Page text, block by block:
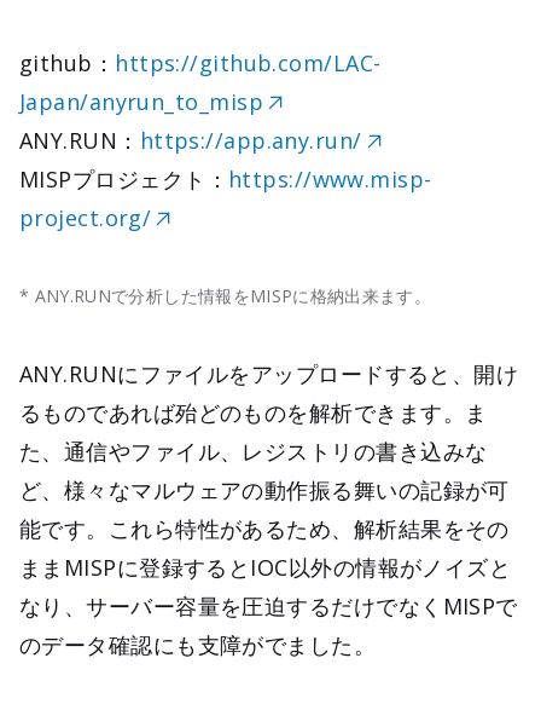
github： https://github.com/LAC-
Japan/anyrun_to_misp
ANY.RUN： https://app.any.run/
MISPプロジェクト： https://www.misp-
project.org/
* ANY.RUNで分析した情報をMISPに格納出来ます。
ANY.RUNにファイルをアップロードすると、開け
るものであれば殆どのものを解析できます。ま
た、通信やファイル、レジストリの書き込みな
ど、様々なマルウェアの動作振る舞いの記録が可
能です。これら特性があるため、解析結果をその
ままMISPに登録するとIOC以外の情報がノイズと
なり、サーバー容量を圧迫するだけでなくMISPで
のデータ確認にも支障がでました。